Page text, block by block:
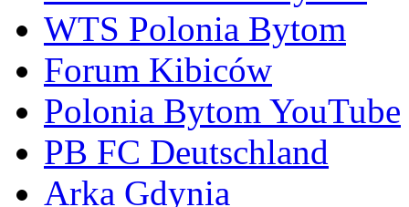
WTS Polonia Bytom
Forum Kibiców
Polonia Bytom YouTube
PB FC Deutschland
Arka Gdynia